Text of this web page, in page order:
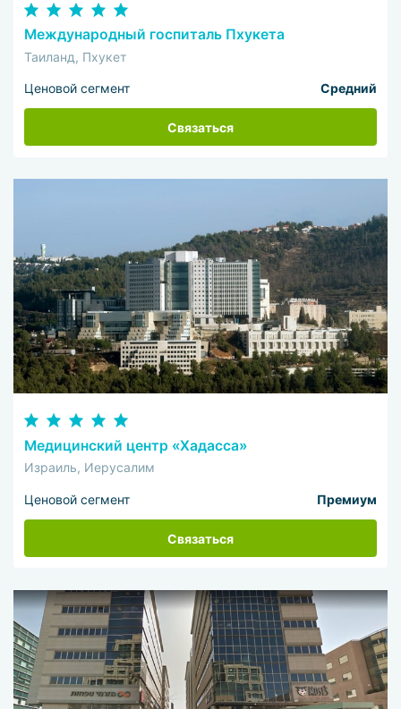
Международный госпиталь Пхукета
Таиланд, Пхукет
Ценовой сегмент Средний
Связаться
Медицинский центр «Хадасса»
Израиль, Иерусалим
Ценовой сегмент Премиум
Связаться